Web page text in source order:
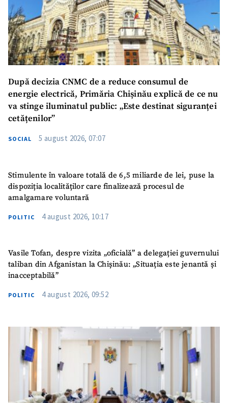
După decizia CNMC de a reduce consumul de
energie electrică, Primăria Chișinău explică de ce nu
va stinge iluminatul public: „Este destinat siguranței
cetățenilor”
SOCIAL 5 august 2026, 07:07
Stimulente în valoare totală de 6,5 miliarde de lei, puse la
dispoziția localităților care finalizează procesul de
amalgamare voluntară
POLITIC 4 august 2026, 10:17
Vasile Tofan, despre vizita „oficială” a delegației guvernului
taliban din Afganistan la Chișinău: „Situația este jenantă și
inacceptabilă”
POLITIC 4 august 2026, 09:52